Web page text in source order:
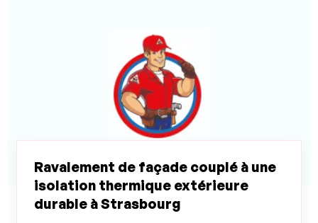
Ravalement de façade couplé à une
isolation thermique extérieure
durable à Strasbourg